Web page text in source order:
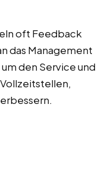
oft Feedback
das Management
den Service und